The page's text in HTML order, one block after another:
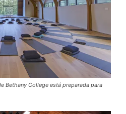
Bethany College está preparada para